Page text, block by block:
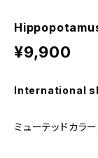
Hippopotamus
¥9,900
International
ミューテッドカラ